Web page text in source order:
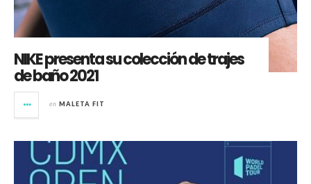
NIKE presenta su colección de trajes
de baño 2021
en MALETA FIT